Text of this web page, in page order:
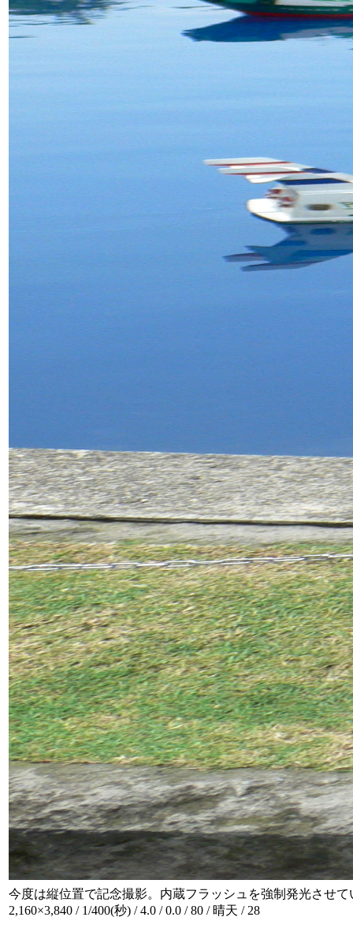
今度は縦位置で記念撮影。内蔵フラッシュを強制発光させ
2,160×3,840 / 1/400(秒) / 4.0 / 0.0 / 80 / 晴天 / 28